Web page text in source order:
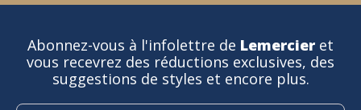
Abonnez-vous à l'infolettre de Lemercier et
vous recevrez des réductions exclusives, des
suggestions de styles et encore plus.